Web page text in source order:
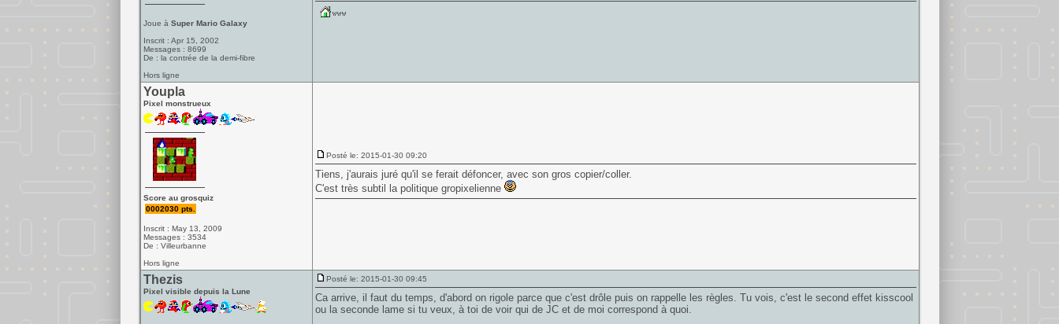
Joue à Super Mario Galaxy
Inscrit : Apr 15, 2002
Messages : 8699
De : la contrée de la demi-fibre
Hors ligne
Youpla
Pixel monstrueux
Score au grosquiz
0002030 pts.
Inscrit : May 13, 2009
Messages : 3534
De : Villeurbanne
Hors ligne
Posté le: 2015-01-30 09:20
Tiens, j'aurais juré qu'il se ferait défoncer, avec son gros copier/coller.
C'est très subtil la politique gropixelienne
Thezis
Pixel visible depuis la Lune
Posté le: 2015-01-30 09:45
Ca arrive, il faut du temps, d'abord on rigole parce que c'est drôle puis on rappelle les règles. Tu vois, c'est le second effet kisscool
ou la seconde lame si tu veux, à toi de voir qui de JC et de moi correspond à quoi.